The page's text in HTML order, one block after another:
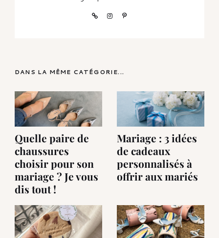
DANS LA MÊME CATÉGORIE...
Quelle paire de
chaussures
choisir pour son
mariage ? Je vous
dis tout !
Mariage : 3 idées
de cadeaux
personnalisés à
offrir aux mariés